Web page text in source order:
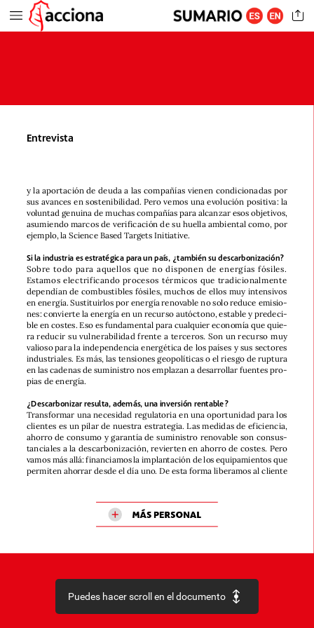
MÁSPERSONAL
y la aportación de deuda a las compañías vienen condicionadas por
sus avances en sostenibilidad. Pero vemos una evolución positiva: la
voluntad genuina de muchas compañías para alcanzar esos objetivos,
asumiendo marcos de verificación de su huella ambiental como, por
ejemplo,la Science Based Targets Initiative.
Sila industria esestratégica paraun país, ¿también su descarbonización?
Sobre todo para aquellos que no disponen de energías fósiles.
Estamos electrificando procesos térmicos que tradicionalmente
dependían de combustibles fósiles, muchos de ellos muy intensivos
enenergía. Sustituirlos porenergíarenovable nosoloreduce emisio-
nes: convierte laenergíaen unrecurso autóctono,estable y predeci-
bleen costes. Esoes fundamental para cualquier economía quequie-
ra reducir su vulnerabilidad frente a terceros. Son un recurso muy
valiosoparala independencia energética de los países y sus sectores
industriales. Es más, las tensiones geopolíticas oel riesgo de ruptura
enlas cadenas de suministronos emplazana desarrollar fuentes pro-
pias deenergía.
¿Descarbonizarresulta, además, una inversión rentable?
Transformar una necesidad regulatoria en una oportunidad para los
clientes es un pilar de nuestra estrategia. Las medidas de eficiencia,
ahorro de consumo y garantía de suministro renovable son consus-
tanciales a la descarbonización, revierten en ahorro de costes. Pero
vamos másallá: financiamosla implantación delos equipamientos que
permiten ahorrar desde el día uno. De esta forma liberamos al cliente
Entrevista
Puedes hacer scroll en el documento